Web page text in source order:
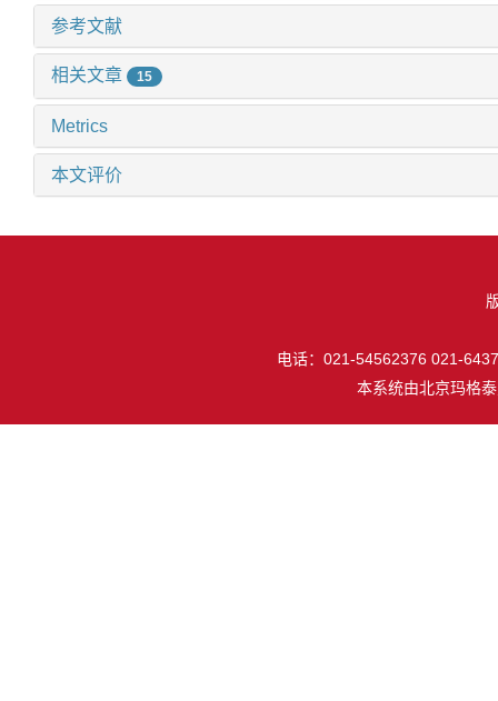
参考文献
相关文章 15
Metrics
本文评价
电话：021-54562376 021-
本系统由北京玛格